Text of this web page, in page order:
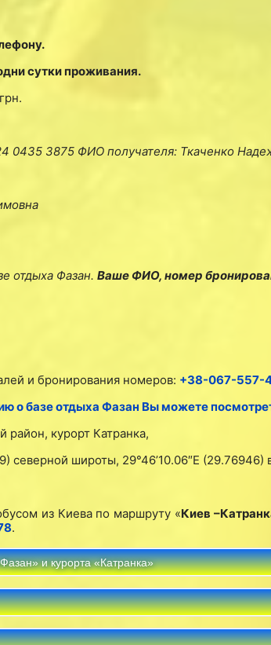
сутки проживания.
0435 3875 ФИО получателя: Ткаченко
отдыха Фазан. Ваше ФИО, номер
и бронирования номеров: +38-067-557-
о базе отдыха Фазан Вы можете
район, курорт Катранка,
северной широты, 29°46’10.06″E (29.76946)
из Киева по маршруту «Киев
.
и курорта «Катранка»